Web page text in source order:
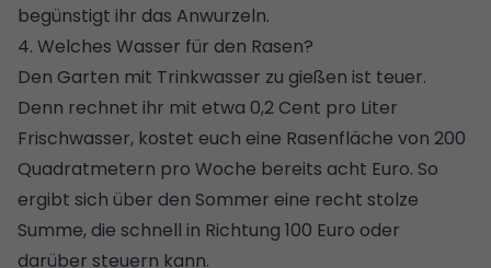
begünstigt ihr das Anwurzeln.
4. Welches Wasser für den Rasen?
Den Garten mit Trinkwasser zu gießen ist teuer.
Denn rechnet ihr mit etwa 0,2 Cent pro Liter
Frischwasser, kostet euch eine Rasenfläche von 200
Quadratmetern pro Woche bereits acht Euro. So
ergibt sich über den Sommer eine recht stolze
Summe, die schnell in Richtung 100 Euro oder
darüber steuern kann.